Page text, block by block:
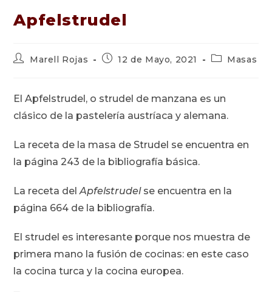
Apfelstrudel
Autor
entrada:
Marell Rojas
Publicación
entrada:
12 de Mayo, 2021
Categoría
Masas
El Apfelstrudel, o strudel de manzana es un
clásico de la pastelería austríaca y alemana.
La receta de la masa de Strudel se encuentra en
la página 243 de la bibliografía básica.
La receta delApfelstrudelse encuentra en la
página 664 de la bibliografía.
El strudel es interesante porque nos muestra de
primera mano la fusión de cocinas: en este caso
la cocina turca y la cocina europea.